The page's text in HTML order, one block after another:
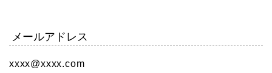
メールアドレス
xxxx@xxxx.com